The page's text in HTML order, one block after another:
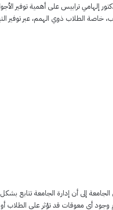
إلهامي ترابيس على أهمية توفير
خاصة الطلاب ذوي الهمم، عبر توفير
إلى أن إدارة الجامعة تتابع
وجود أي معوقات قد تؤثر على الطلاب